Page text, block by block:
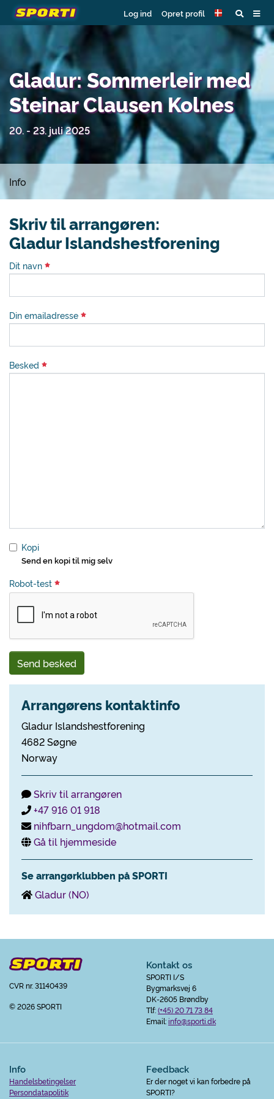
Log ind Opret profil
Gladur: Sommerleir med
Steinar Clausen Kolnes
20. - 23. juli 2025
Info
Skriv til arrangøren:
Gladur Islandshestforening
Dit navn
Din emailadresse
Besked
Kopi
Send en kopi til mig selv
Robot-test
Send besked
Arrangørens kontaktinfo
Gladur Islandshestforening
4682 Søgne
Norway
Skriv til arrangøren
+47 916 01 918
nihfbarn_ungdom@hotmail.com
Gå til hjemmeside
Se arrangørklubben på SPORTI
Gladur (NO)
CVR nr. 31140439
© 2026 SPORTI
Kontakt os
SPORTI I/S
Bygmarksvej 6
DK-2605 Brøndby
Tlf:(+45) 20 71 73 84
Email:info@sporti.dk
Info
Handelsbetingelser
Persondatapolitik
Feedback
Er der noget vi kan forbedre på
SPORTI?